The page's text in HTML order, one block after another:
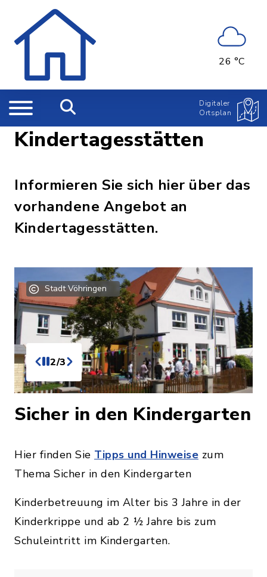
26 °C
Digitaler
Ortsplan
Kindertagesstätten
Informieren Sie sich hier über das
vorhandene Angebot an
Kindertagesstätten.
Stadt Vöhringen
2/3
Sicher in den Kindergarten
Hier finden Sie Tipps und Hinweise zum
Thema Sicher in den Kindergarten
Kinderbetreuung im Alter bis 3 Jahre in der
Kinderkrippe und ab 2 ½ Jahre bis zum
Schuleintritt im Kindergarten.